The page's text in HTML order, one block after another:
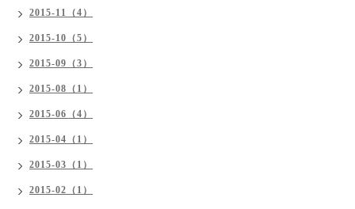
2015-11（4）
2015-10（5）
2015-09（3）
2015-08（1）
2015-06（4）
2015-04（1）
2015-03（1）
2015-02（1）